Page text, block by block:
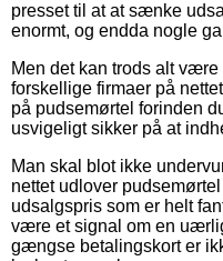
presset til at at sænke
enormt, og endda nogle
Men det kan trods alt
forskellige firmaer på
på pudsemørtel forinden
usvigeligt sikker på at
Man skal blot ikke
nettet udlover
udsalgspris som er helt
være et signal om en
gængse betalingskort er